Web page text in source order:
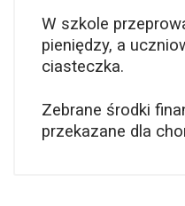
W szkole
pieniędzy, a
ciasteczka.
Zebrane środki
przekazane dla